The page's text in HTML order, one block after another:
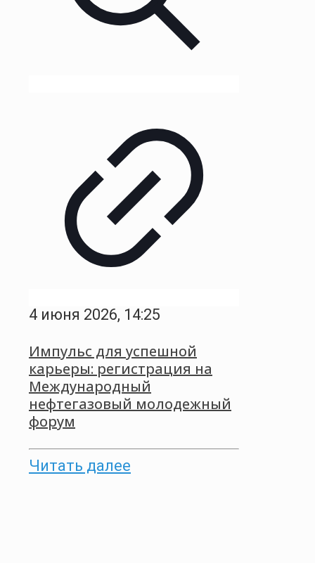
4 июня 2026, 14:25
Импульс для успешной
карьеры: регистрация на
Международный
нефтегазовый молодежный
форум
Читать далее